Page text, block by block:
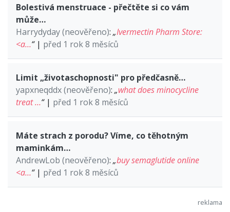
Bolestivá menstruace - přečtěte si co vám
může…
Harrydyday (neověřeno): „Ivermectin Pharm Store:
<a…“| před 1 rok 8 měsíců
Limit „životaschopnosti" pro předčasně…
yapxneqddx (neověřeno): „what does minocycline
treat …“| před 1 rok 8 měsíců
Máte strach z porodu? Víme, co těhotným
maminkám…
AndrewLob (neověřeno): „buy semaglutide online
<a…“| před 1 rok 8 měsíců